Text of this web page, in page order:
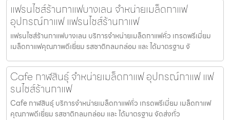
แฟรนไชส์ร้านกาแฟบางเลน จำหน่ายเมล็ดกาแฟ
อุปกรณ์กาแฟ แฟรนไชส์ร้านกาแฟ
แฟรนไชส์ร้านกาแฟบางเลน บริการจำหน่ายเมล็ดกาแฟคั่ว เกรดพรีเมี่ยม
เมล็ดกาแฟคุณภาพดีเยี่ยม รสชาติกลมกล่อม และ ได้มาตรฐาน จั
Cafe กาฬสินธุ์ จำหน่ายเมล็ดกาแฟ อุปกรณ์กาแฟ แฟ
รนไชส์ร้านกาแฟ
Cafe กาฬสินธุ์ บริการจำหน่ายเมล็ดกาแฟคั่ว เกรดพรีเมี่ยม เมล็ดกาแฟ
คุณภาพดีเยี่ยม รสชาติกลมกล่อม และ ได้มาตรฐาน จัดส่งทั่ว